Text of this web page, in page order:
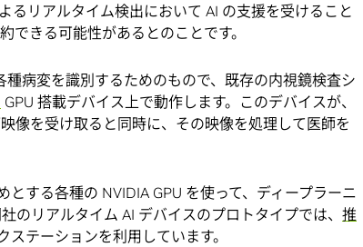
るリアルタイム検出において AI の支援を受けること
できる可能性があるとのことです。
病変を識別するためのもので、既存の内視鏡検査シ
GPU 搭載デバイス上で動作します。このデバイスが、
像を受け取ると同時に、その映像を処理して医師を
とする各種の NVIDIA GPU を使って、ディープラーニ
のリアルタイム AI デバイスのプロトタイプでは、 推
ステーションを利用しています。